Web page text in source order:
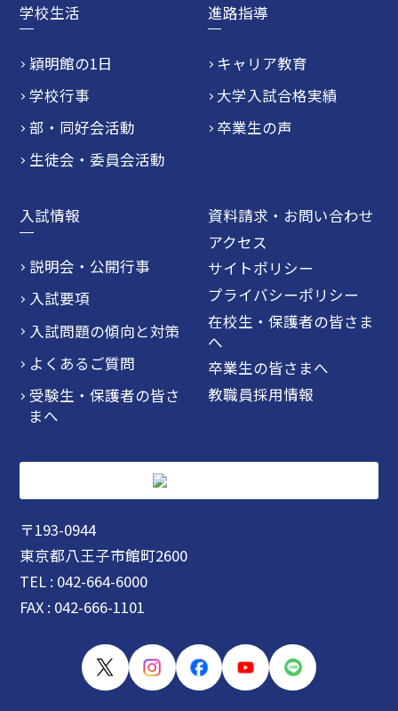
学校生活
穎明館の1日
学校行事
部・同好会活動
生徒会・委員会活動
進路指導
キャリア教育
大学入試合格実績
卒業生の声
入試情報
説明会・公開行事
入試要項
入試問題の傾向と対策
よくあるご質問
受験生・保護者の皆さ
まへ
資料請求・お問い合わせ
アクセス
サイトポリシー
プライバシーポリシー
在校生・保護者の皆さま
へ
卒業生の皆さまへ
教職員採用情報
〒193-0944
東京都八王子市館町2600
TEL : 042-664-6000
FAX : 042-666-1101